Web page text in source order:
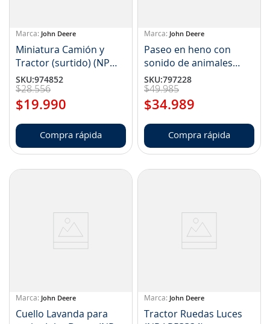
John Deere
Miniatura Camión y
Tractor (surtido) (NP
TBEK37382)
SKU:974852
$28.556
$19.990
Compra rápida
John Deere
Paseo en heno con
sonido de animales
John Deere (NP
TBEK34908)
SKU:797228
$49.985
$34.989
Compra rápida
John Deere
Cuello Lavanda para
John Deere
Tractor Ruedas Luces